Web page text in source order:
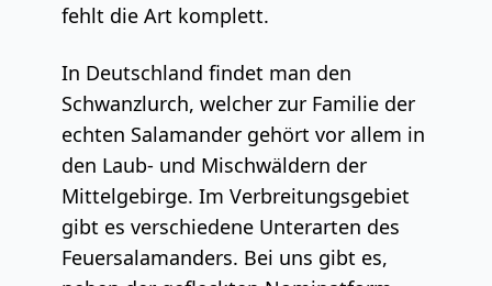
fehlt die Art komplett.
In Deutschland findet man den
Schwanzlurch, welcher zur Familie der
echten Salamander gehört vor allem in
den Laub- und Mischwäldern der
Mittelgebirge. Im Verbreitungsgebiet
gibt es verschiedene Unterarten des
Feuersalamanders. Bei uns gibt es,